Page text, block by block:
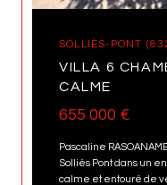
SOLLIÈS-PONT
VILLA 6
CALME
655 000 €
Pascaline
Solliès Pont dans un
calme et entouré de